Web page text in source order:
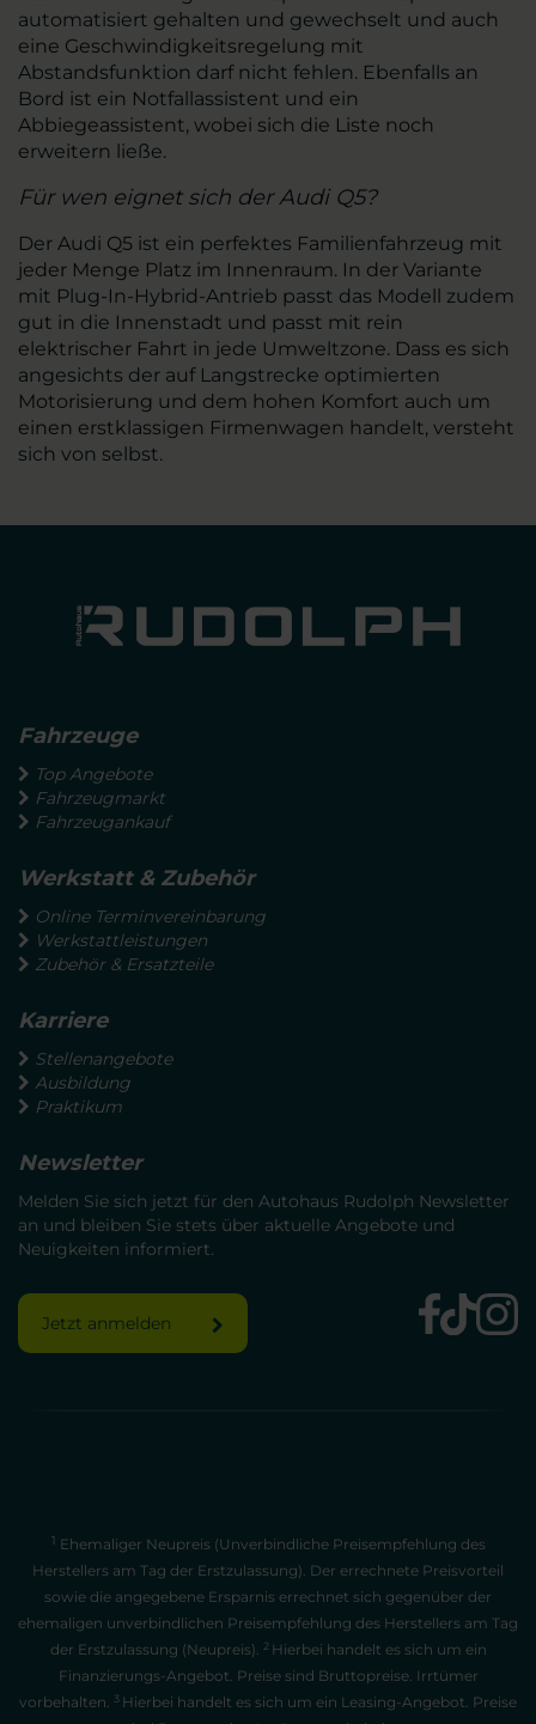
automatisiert gehalten und gewechselt und auch
eine Geschwindigkeitsregelung mit
Abstandsfunktion darf nicht fehlen. Ebenfalls an
Bord ist ein Notfallassistent und ein
Abbiegeassistent, wobei sich die Liste noch
erweitern ließe.
Für wen eignet sich der Audi Q5?
Der Audi Q5 ist ein perfektes Familienfahrzeug mit
jeder Menge Platz im Innenraum. In der Variante
mit Plug-In-Hybrid-Antrieb passt das Modell zudem
gut in die Innenstadt und passt mit rein
elektrischer Fahrt in jede Umweltzone. Dass es sich
angesichts der auf Langstrecke optimierten
Motorisierung und dem hohen Komfort auch um
einen erstklassigen Firmenwagen handelt, versteht
sich von selbst.
Fahrzeuge
Top Angebote
Fahrzeugmarkt
Fahrzeugankauf
Werkstatt & Zubehör
Online Terminvereinbarung
Werkstattleistungen
Zubehör & Ersatzteile
Karriere
Stellenangebote
Ausbildung
Praktikum
Newsletter
Melden Sie sich jetzt für den Autohaus Rudolph Newsletter
an und bleiben Sie stets über aktuelle Angebote und
Neuigkeiten informiert.
Jetzt anmelden
1 Ehemaliger Neupreis (Unverbindliche Preisempfehlung des
Herstellers am Tag der Erstzulassung). Der errechnete Preisvorteil
sowie die angegebene Ersparnis errechnet sich gegenüber der
ehemaligen unverbindlichen Preisempfehlung des Herstellers am Tag
der Erstzulassung (Neupreis). 2 Hierbei handelt es sich um ein
Finanzierungs-Angebot. Preise sind Bruttopreise. Irrtümer
vorbehalten. 3 Hierbei handelt es sich um ein Leasing-Angebot. Preise